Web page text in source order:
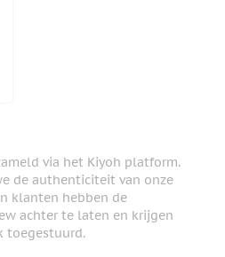
via het Kiyoh platform.
de authenticiteit van onze
klanten hebben de
achter te laten en krijgen
toegestuurd.